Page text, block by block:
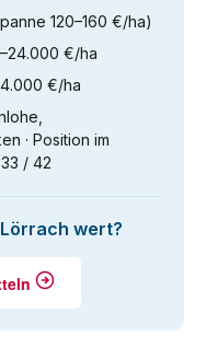
120–160 €/ha)
€/ha
€/ha
· Position im
/ 42
wert?